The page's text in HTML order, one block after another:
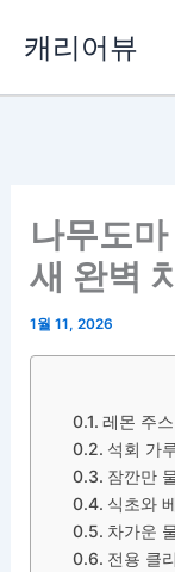
캐리어뷰
나무도
새 완벽
1월 11, 2026
레몬 주
석회 가
잠깐만
식초와
차가운
전용 클